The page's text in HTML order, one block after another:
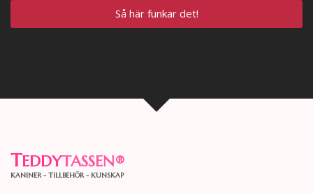
Så här funkar det!
TEDDYTASSEN®
KANINER - TILLBEHÖR - KUNSKAP